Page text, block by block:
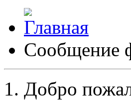
Сообщение
Добро